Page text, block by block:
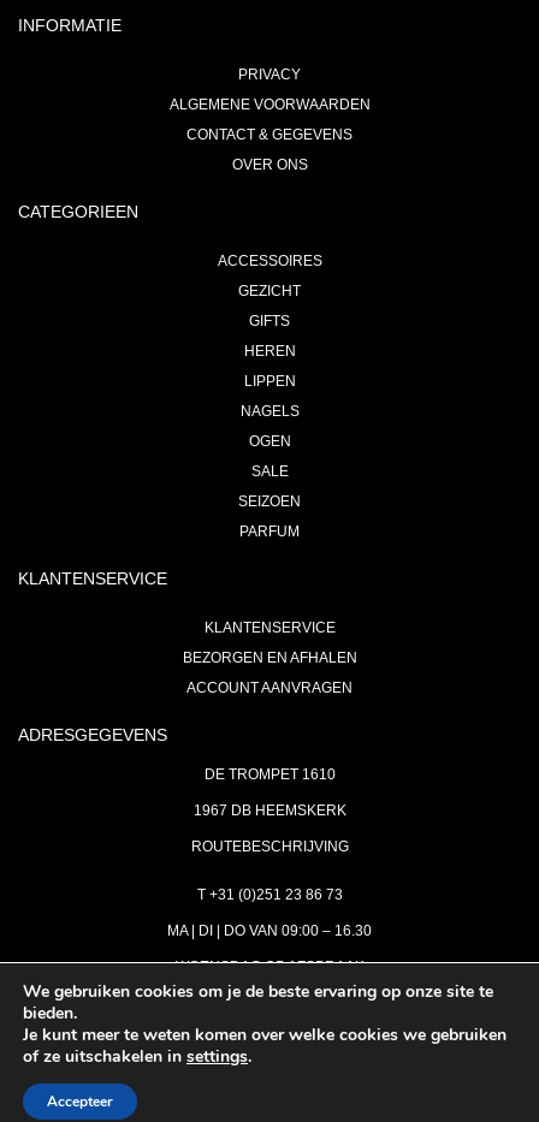
INFORMATIE
PRIVACY
ALGEMENE VOORWAARDEN
CONTACT & GEGEVENS
OVER ONS
CATEGORIEEN
ACCESSOIRES
GEZICHT
GIFTS
HEREN
LIPPEN
NAGELS
OGEN
SALE
SEIZOEN
PARFUM
KLANTENSERVICE
KLANTENSERVICE
BEZORGEN EN AFHALEN
ACCOUNT AANVRAGEN
ADRESGEGEVENS
DE TROMPET 1610
1967 DB HEEMSKERK
ROUTEBESCHRIJVING
T +31 (0)251 23 86 73
MA | DI | DO VAN 09:00 – 16.30
WOENSDAG OP AFSPRAAK
INFO@ASTH.NL
We gebruiken cookies om je de beste ervaring op onze site te
bieden.
Je kunt meer te weten komen over welke cookies we gebruiken
of ze uitschakelen in settings.
Accepteer